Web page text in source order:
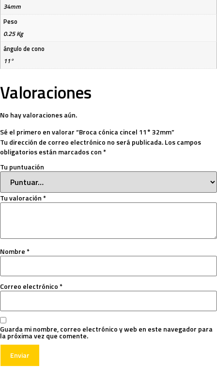
34mm
Peso
0.25 Kg
ángulo de cono
11°
Valoraciones
No hay valoraciones aún.
Sé el primero en valorar “Broca cónica cincel 11° 32mm”
Tu dirección de correo electrónico no será publicada.Los campos
obligatorios están marcados con*
Tu puntuación
Tu valoración*
Nombre*
Correo electrónico*
Guarda mi nombre, correo electrónico y web en este navegador para
la próxima vez que comente.